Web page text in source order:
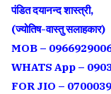
पंडित दयानन्द शास्त्री,
(ज्योतिष-वास्तु सलाहकार)
MOB –
WHATS App –
FOR JIO –